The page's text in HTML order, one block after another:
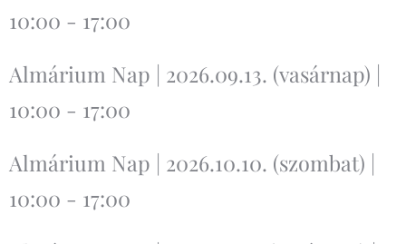
10:00 - 17:00
Almárium Nap | 2026.09.13. (vasárnap) |
10:00 - 17:00
Almárium Nap | 2026.10.10. (szombat) |
10:00 - 17:00